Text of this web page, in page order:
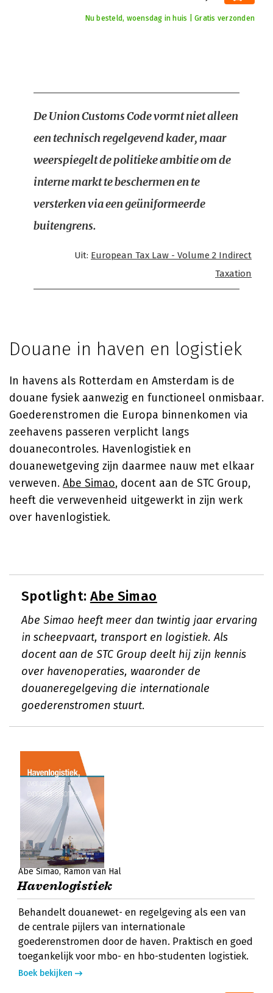
Nu besteld, woensdag in huis | Gratis verzonden
De Union Customs Code vormt niet alleen
een technisch regelgevend kader, maar
weerspiegelt de politieke ambitie om de
interne markt te beschermen en te
versterken via een geüniformeerde
buitengrens.
Uit: European Tax Law - Volume 2 Indirect
Taxation
Douane in haven en logistiek
In havens als Rotterdam en Amsterdam is de
douane fysiek aanwezig en functioneel onmisbaar.
Goederenstromen die Europa binnenkomen via
zeehavens passeren verplicht langs
douanecontroles. Havenlogistiek en
douanewetgeving zijn daarmee nauw met elkaar
verweven. Abe Simao, docent aan de STC Group,
heeft die verwevenheid uitgewerkt in zijn werk
over havenlogistiek.
Spotlight: Abe Simao
Abe Simao heeft meer dan twintig jaar ervaring
in scheepvaart, transport en logistiek. Als
docent aan de STC Group deelt hij zijn kennis
over havenoperaties, waaronder de
douaneregelgeving die internationale
goederenstromen stuurt.
Abe Simao Ramon van Hal
Havenlogistiek
Behandelt douanewet- en regelgeving als een van
de centrale pijlers van internationale
goederenstromen door de haven. Praktisch en goed
toegankelijk voor mbo- en hbo-studenten logistiek.
Boek bekijken